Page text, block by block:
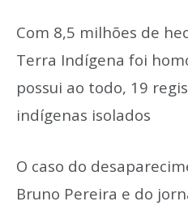
Com 8,5 milhões de
Terra Indígena foi
possui ao todo, 19
indígenas isolados
O caso do
Bruno Pereira e do